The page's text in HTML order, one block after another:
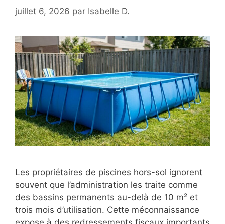
juillet 6, 2026 par Isabelle D.
Les propriétaires de piscines hors-sol ignorent
souvent que l’administration les traite comme
des bassins permanents au-delà de 10 m² et
trois mois d’utilisation. Cette méconnaissance